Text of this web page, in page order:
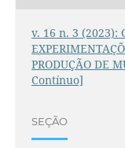
v. 16 n. 3 (2023):
PRODUÇÃO DE
Contínuo]
SEÇÃO